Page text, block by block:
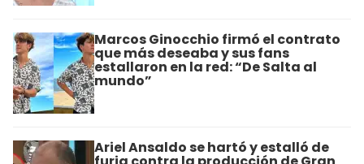
Marcos Ginocchio firmó el contrato
que más deseaba y sus fans
estallaron en la red: “De Salta al
mundo”
Ariel Ansaldo se hartó y estalló de